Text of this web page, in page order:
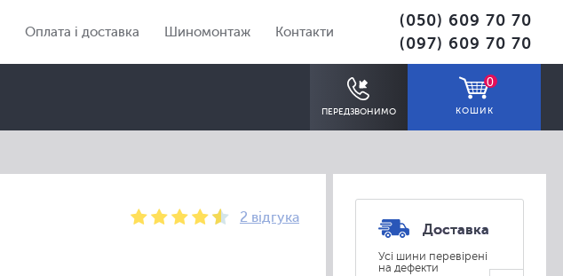
Оплата і доставка Шиномонтаж Контакти
(050) 609 70 70
(097) 609 70 70
ПЕРЕДЗВОНИМО
0
КОШИК
2 відгука
Доставка
Усі шини перевірені
на дефекти